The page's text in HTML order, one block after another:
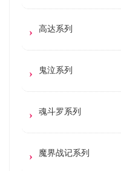
高达系列
鬼泣系列
魂斗罗系列
魔界战记系列